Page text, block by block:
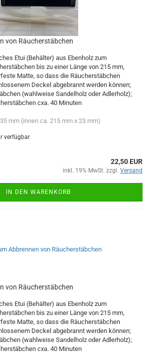
von Räucherstäbchen
Etui (Behälter) aus Ebenholz zum
bis zu einer Länge von 215 mm,
Matte, so dass die Räucherstäbchen
Deckel abgebrannt werden können;
(wahlweise Sandelholz oder Adlerholz);
cxa. 40 Minuten
mm (innen ca. 215 mm x 23 mm)
verfügbar
22,50 EUR
inkl. 19% MwSt. zzgl. Versand
IN DEN WARENKORB
von Räucherstäbchen
Etui (Behälter) aus Ebenholz zum
bis zu einer Länge von 215 mm,
Matte, so dass die Räucherstäbchen
Deckel abgebrannt werden können;
(wahlweise Sandelholz oder Adlerholz);
cxa. 40 Minuten